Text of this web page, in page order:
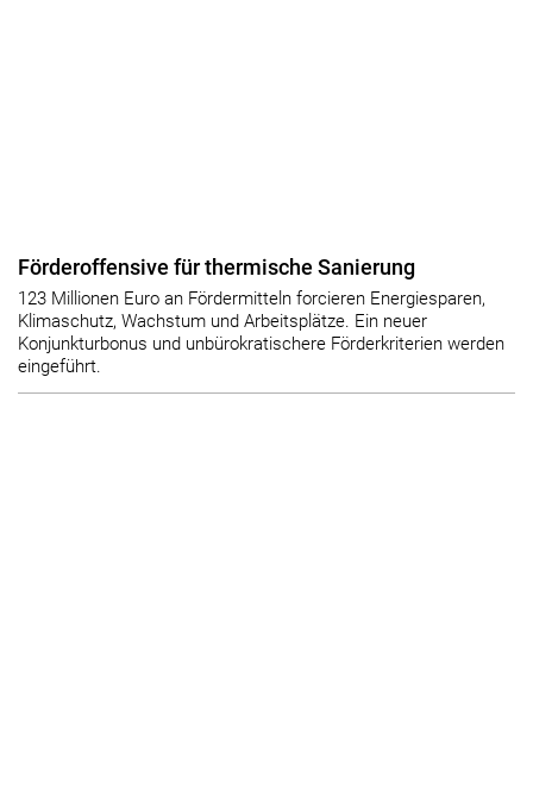
Förderoffensive für thermische Sanierung
123 Millionen Euro an Fördermitteln forcieren Energiesparen,
Klimaschutz, Wachstum und Arbeitsplätze. Ein neuer
Konjunkturbonus und unbürokratischere Förderkriterien werden
eingeführt.